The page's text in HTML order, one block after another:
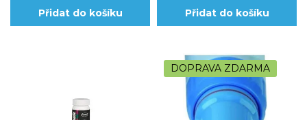
Přidat do košíku Přidat do košíku
DOPRAVA ZDARMA